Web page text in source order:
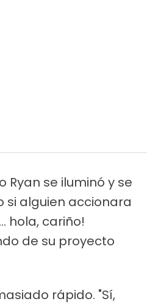
Ryan se iluminó y se
si alguien accionara
hola, cariño!
de su proyecto
rápido. "Sí,